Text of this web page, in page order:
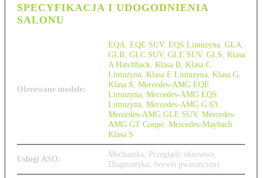
SPECYFIKACJA I UDOGODNIENIA
SALONU
Oferowane modele:
EQA EQE SUV, EQS Limuzyna GLA
GLB GLC SUV, GLE SUV, GLS Klasa
A Hatchback Klasa B Klasa C
Limuzyna Klasa E Limuzyna Klasa G
Klasa S Mercedes-AMG EQE
Limuzyna Mercedes-AMG EQS
Limuzyna Mercedes-AMG G 63
Mercedes-AMG GLE SUV, Mercedes-
AMG GT Coupé Mercedes-Maybach
Klasa S
Usługi ASO:
Mechanika, Przeglądy okresowe,
Diagnostyka, Serwis gwarancyjny